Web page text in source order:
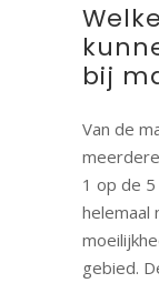
bij
Van de
1 op de
helemaal
gebied.